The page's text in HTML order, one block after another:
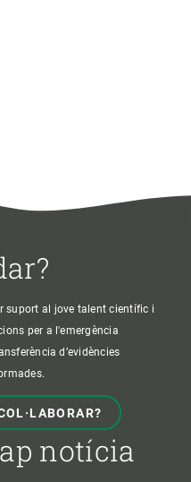
suport al jove talent científic i
per a l'emergència
d’evidències
notícia